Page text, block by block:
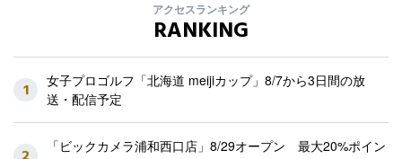
アクセスランキング
RANKING
1
女子プロゴルフ「北海道 meijiカップ」8/7から3日間の放
送・配信予定
「ビックカメラ浦和西口店」8/29オープン 最大20%ポイン